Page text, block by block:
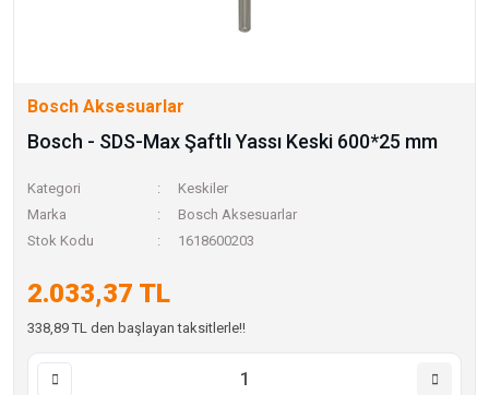
Bosch Aksesuarlar
Bosch - SDS-Max Şaftlı Yassı Keski 600*25 mm
Kategori
Keskiler
Marka
Bosch Aksesuarlar
Stok Kodu
1618600203
2.033,37 TL
338,89 TL den başlayan taksitlerle!!